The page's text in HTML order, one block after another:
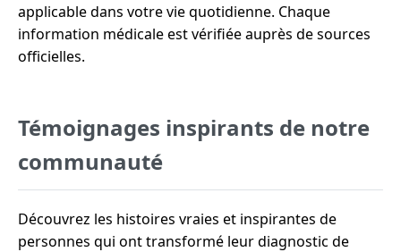
applicable dans votre vie quotidienne. Chaque
information médicale est vérifiée auprès de sources
officielles.
Témoignages inspirants de notre
communauté
Découvrez les histoires vraies et inspirantes de
personnes qui ont transformé leur diagnostic de